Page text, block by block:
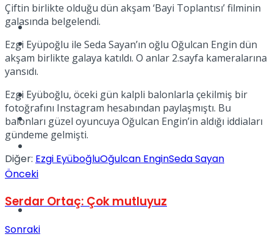
TV
Kadınca
Dünya
Tatil
Spor
Çiftin birlikte olduğu dün akşam ‘Bayi Toplantısı’ filminin
galasında belgelendi.
Ezgi Eyüpoğlu ile Seda Sayan’ın oğlu Oğulcan Engin dün
akşam birlikte galaya katıldı. O anlar 2.sayfa kameralarına
yansıdı.
Ezgi Eyüboğlu, öceki gün kalpli balonlarla çekilmiş bir
fotoğrafını Instagram hesabından paylaşmıştı. Bu
balonları güzel oyuncuya Oğulcan Engin’in aldığı iddiaları
gündeme gelmişti.
Diğer: Ezgi EyüboğluOğulcan EnginSeda Sayan
Önceki
Serdar Ortaç: Çok mutluyuz
Sonraki